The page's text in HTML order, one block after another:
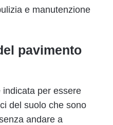
e manutenzione
pavimento
per essere
del suolo che sono
andare a